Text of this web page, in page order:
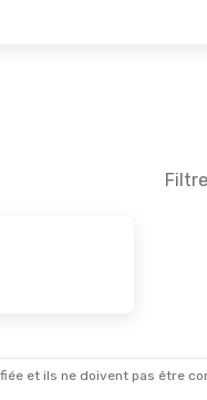
et ils ne doivent pas être